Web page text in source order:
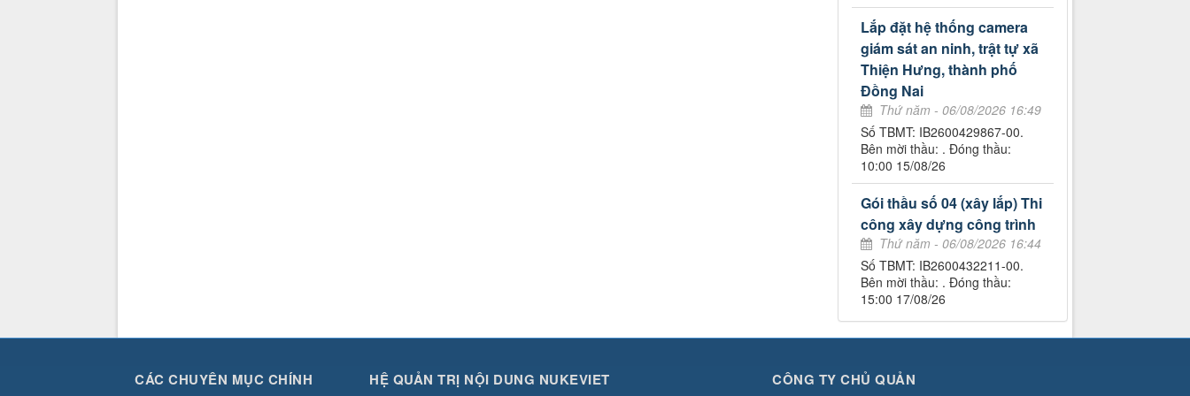
Lắp đặt hệ thống camera
giám sát an ninh, trật tự xã
Thiện Hưng, thành phố
Đồng Nai
Thứ năm - 06/08/2026 16:49
Số TBMT: IB2600429867-00.
Bên mời thầu: . Đóng thầu:
10:00 15/08/26
Gói thầu số 04 (xây lắp) Thi
công xây dựng công trình
Thứ năm - 06/08/2026 16:44
Số TBMT: IB2600432211-00.
Bên mời thầu: . Đóng thầu:
15:00 17/08/26
CÁC CHUYÊN MỤC CHÍNH HỆ QUẢN TRỊ NỘI DUNG NUKEVIET CÔNG TY CHỦ QUẢN